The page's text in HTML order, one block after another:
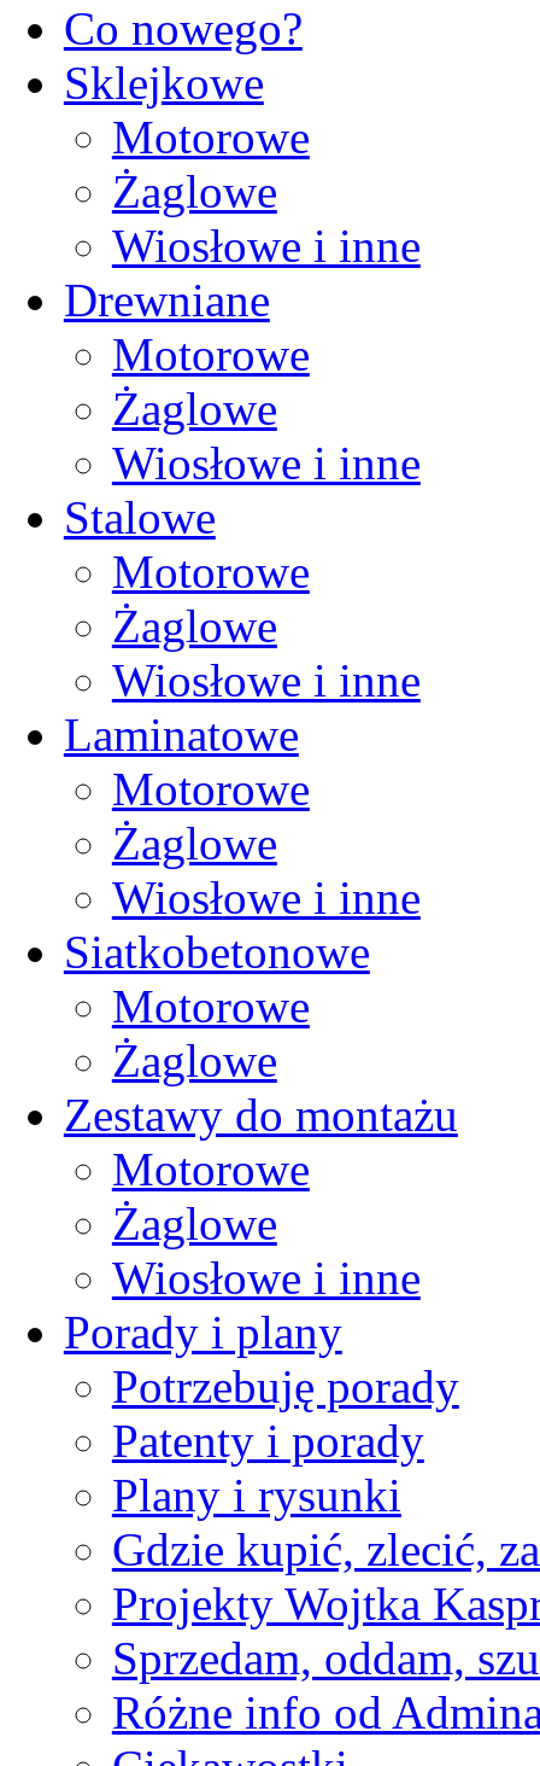
Co nowego?
Sklejkowe
Motorowe
Żaglowe
Wiosłowe i inne
Drewniane
Motorowe
Żaglowe
Wiosłowe i inne
Stalowe
Motorowe
Żaglowe
Wiosłowe i inne
Laminatowe
Motorowe
Żaglowe
Wiosłowe i inne
Siatkobetonowe
Motorowe
Żaglowe
Zestawy do montażu
Motorowe
Żaglowe
Wiosłowe i inne
Porady i plany
Potrzebuję porady
Patenty i porady
Plany i rysunki
Gdzie kupić, zlecić,
Projekty Wojtka
Sprzedam, oddam,
Różne info od